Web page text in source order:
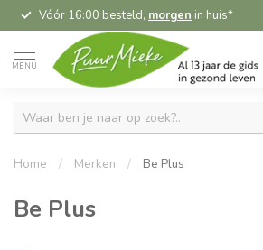
Vóór 16:00 besteld, morgen in huis*
MENU
Home / Merken / Be Plus
Be Plus